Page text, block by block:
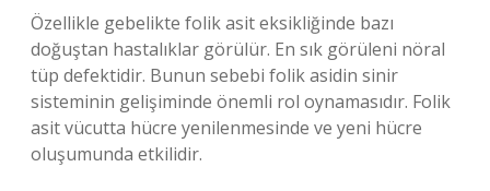
Özellikle gebelikte folik asit eksikliğinde bazı
doğuştan hastalıklar görülür. En sık görüleni nöral
tüp defektidir. Bunun sebebi folik asidin sinir
sisteminin gelişiminde önemli rol oynamasıdır. Folik
asit vücutta hücre yenilenmesinde ve yeni hücre
oluşumunda etkilidir.